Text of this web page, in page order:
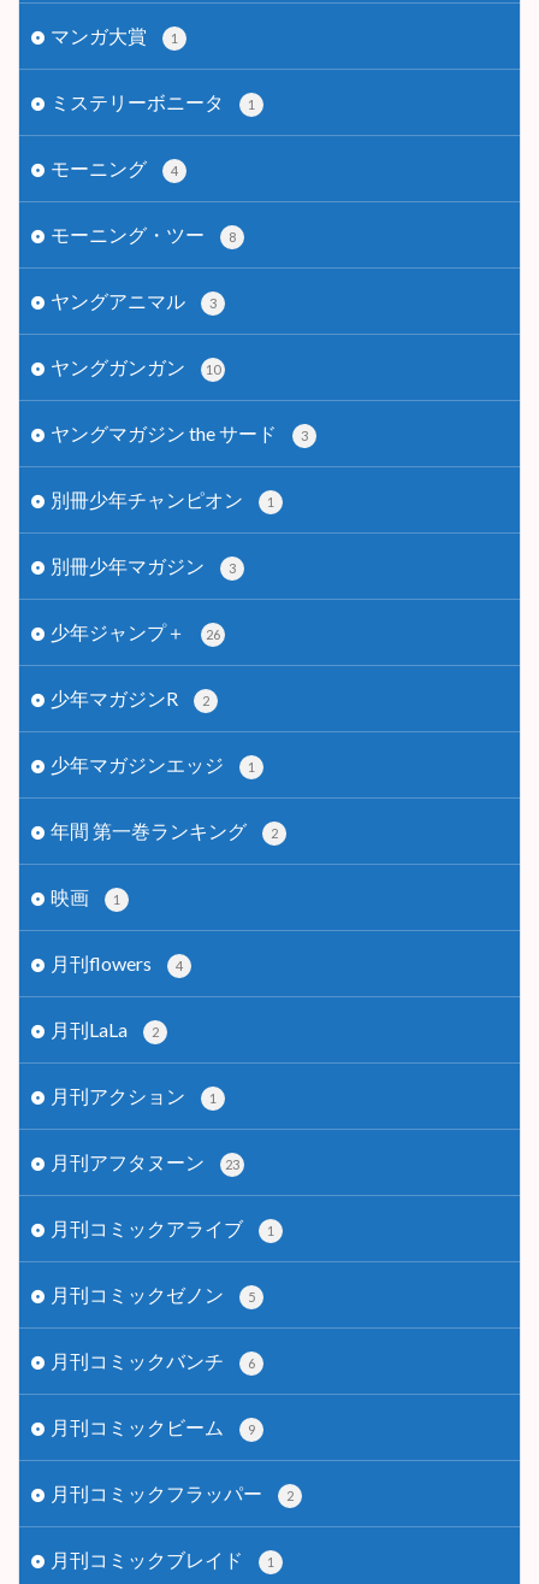
マンガ大賞 1
ミステリーボニータ 1
モーニング 4
モーニング・ツー 8
ヤングアニマル 3
ヤングガンガン 10
ヤングマガジン the サード 3
別冊少年チャンピオン 1
別冊少年マガジン 3
少年ジャンプ＋ 26
少年マガジンR 2
少年マガジンエッジ 1
年間 第一巻ランキング 2
映画 1
月刊flowers 4
月刊LaLa 2
月刊アクション 1
月刊アフタヌーン 23
月刊コミックアライブ 1
月刊コミックゼノン 5
月刊コミックバンチ 6
月刊コミックビーム 9
月刊コミックフラッパー 2
月刊コミックブレイド 1